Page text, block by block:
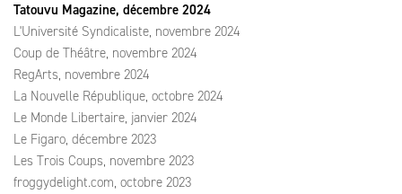
Tatouvu Magazine, décembre 2024
L'Université Syndicaliste, novembre 2024
Coup de Théâtre, novembre 2024
RegArts, novembre 2024
La Nouvelle République, octobre 2024
Le Monde Libertaire, janvier 2024
Le Figaro, décembre 2023
Les Trois Coups, novembre 2023
froggydelight.com, octobre 2023